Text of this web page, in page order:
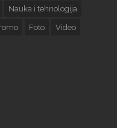
Nauka i tehnologija
Foto Video